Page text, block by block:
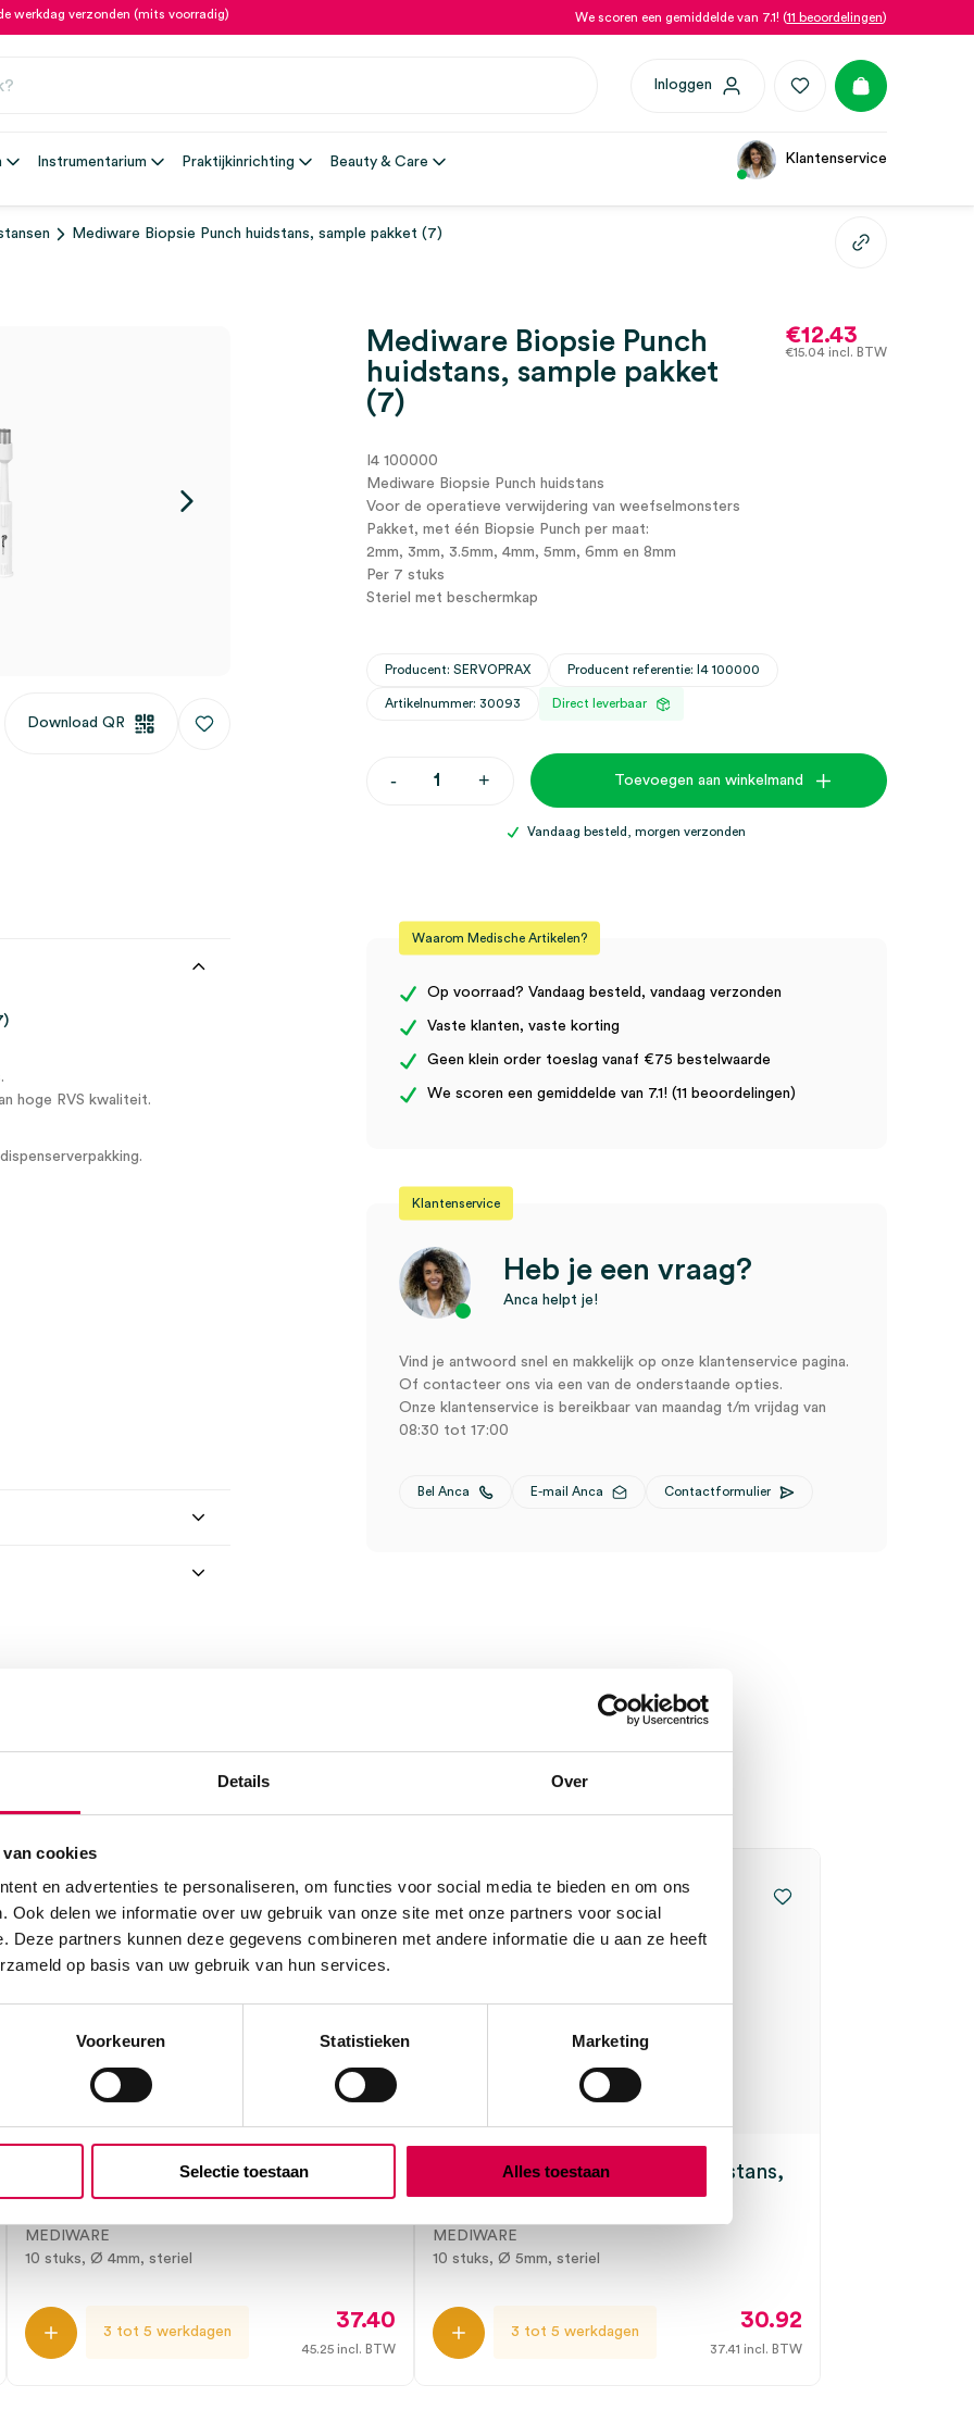
Details Over
cookies
en advertenties te personaliseren, om functies voor social media te bieden en om ons
Ook delen we informatie over uw gebruik van onze site met onze partners voor social
Deze partners kunnen deze gegevens combineren met andere informatie die u aan ze heeft
op basis van uw gebruik van hun services.
Voorkeuren Statistieken Marketing
Selectie toestaan Alles toestaan
werkdag verzonden (mits voorradig) We scoren een gemiddelde van 7.1! (11 beoordelingen)
Inloggen
Instrumentarium Praktijkinrichting Beauty & Care Klantenservice
Mediware Biopsie Punch huidstans, sample pakket (7)
Download QR
Mediware Biopsie Punch
huidstans, sample pakket
(7)
€12.43
€15.04 incl. BTW
I4 100000
Mediware Biopsie Punch huidstans
Voor de operatieve verwijdering van weefselmonsters
Pakket, met één Biopsie Punch per maat:
2mm, 3mm, 3.5mm, 4mm, 5mm, 6mm en 8mm
Per 7 stuks
Steriel met beschermkap
Producent: SERVOPRAX Producent referentie: I4 100000
Artikelnummer: 30093 Direct leverbaar
-Mediware
+ Toevoegen aan winkelmand
Vandaag besteld, morgen verzonden
hoge RVS kwaliteit.
Waarom Medische Artikelen?
Op voorraad? Vandaag besteld, vandaag verzonden
Vaste klanten, vaste korting
Geen klein order toeslag vanaf €75 bestelwaarde
We scoren een gemiddelde van 7.1! (11 beoordelingen)
Klantenservice
Heb je een vraag?
Anca helpt je!
Vind je antwoord snel en makkelijk op onze klantenservice pagina.
Of contacteer ons via een van de onderstaande opties.
Onze klantenservice is bereikbaar van maandag t/m vrijdag van
08:30 tot 17:00
Bel Anca E-mail Anca Contactformulier
Mediware Biopsie Punch huidstans,
4mm (10)
MEDIWARE
10 stuks, Ø 4mm, steriel
3 tot 5 werkdagen 37.40
45.25incl. BTW
Mediware Biopsie Punch huidstans,
5mm (10)
MEDIWARE
10 stuks, Ø 5mm, steriel
3 tot 5 werkdagen 30.92
37.41 incl. BTW